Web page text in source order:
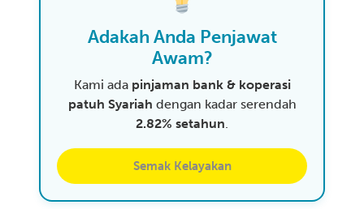
Adakah Anda Penjawat
Awam?
Kami ada pinjaman bank & koperasi
patuh Syariah dengan kadar serendah
2.82% setahun.
Semak Kelayakan